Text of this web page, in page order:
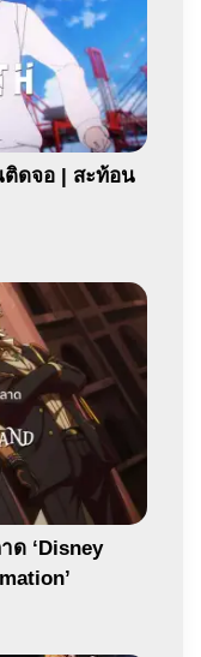
ดจอ | สะท้อน
ด ‘Disney